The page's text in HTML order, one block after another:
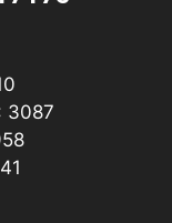
3087